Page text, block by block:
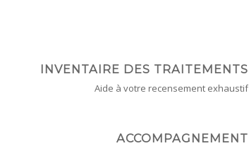
INVENTAIRE DES TRAITEMENTS
Aide à votre recensement exhaustif
ACCOMPAGNEMENT